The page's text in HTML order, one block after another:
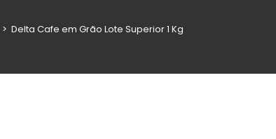
> Delta Cafe em Grão Lote Superior 1 Kg